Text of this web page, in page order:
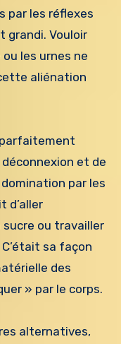
par les réflexes
grandi. Vouloir
les urnes ne
aliénation
parfaitement
et de
par les
d’aller
sucre ou travailler
sa façon
des
» par le corps.
alternatives,